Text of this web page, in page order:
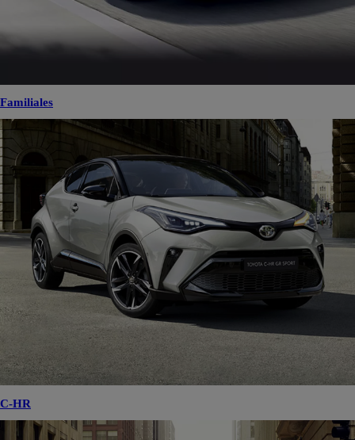
Familiales
C-HR